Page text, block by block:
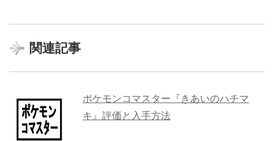
関連記事
ポケモンコマスター『きあいのハチマ
キ』評価と入手方法